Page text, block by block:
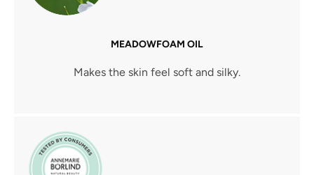
MEADOWFOAM OIL
Makes the skin feel soft and silky.